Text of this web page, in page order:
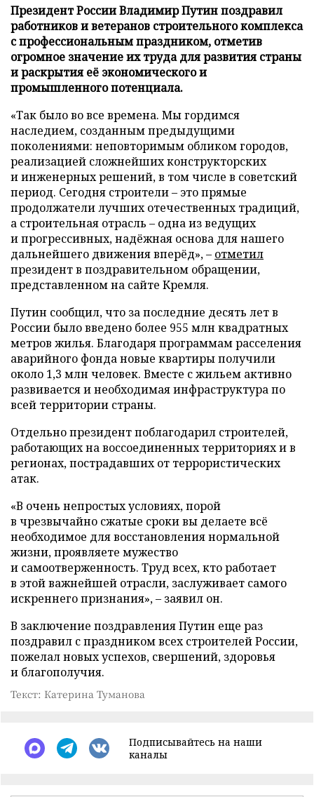
Президент России Владимир Путин поздравил
работников и ветеранов строительного комплекса
с профессиональным праздником, отметив
огромное значение их труда для развития страны
и раскрытия её экономического и
промышленного потенциала.
«Так было во все времена. Мы гордимся
наследием, созданным предыдущими
поколениями: неповторимым обликом городов,
реализацией сложнейших конструкторских
и инженерных решений, в том числе в советский
период. Сегодня строители – это прямые
продолжатели лучших отечественных традиций,
а строительная отрасль – одна из ведущих
и прогрессивных, надёжная основа для нашего
дальнейшего движения вперёд», – отметил
президент в поздравительном обращении,
представленном на сайте Кремля.
Путин сообщил, что за последние десять лет в
России было введено более 955 млн квадратных
метров жилья. Благодаря программам расселения
аварийного фонда новые квартиры получили
около 1,3 млн человек. Вместе с жильем активно
развивается и необходимая инфраструктура по
всей территории страны.
Отдельно президент поблагодарил строителей,
работающих на воссоединенных территориях и в
регионах, пострадавших от террористических
атак.
«В очень непростых условиях, порой
в чрезвычайно сжатые сроки вы делаете всё
необходимое для восстановления нормальной
жизни, проявляете мужество
и самоотверженность. Труд всех, кто работает
в этой важнейшей отрасли, заслуживает самого
искреннего признания», – заявил он.
В заключение поздравления Путин еще раз
поздравил с праздником всех строителей России,
пожелал новых успехов, свершений, здоровья
и благополучия.
Текст: Катерина Туманова
Подписывайтесь на наши
каналы